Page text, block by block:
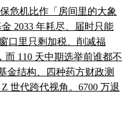
危机比作「房间里的大象
2033 年耗尽、届时只能
口里只剩加税、削减福
110 天中期选举前谁都不
金结构、四种药方财政测
世代跨代视角。6700 万退